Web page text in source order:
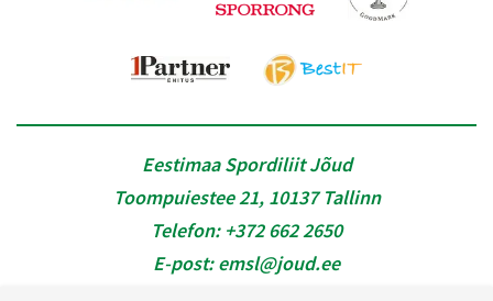
Eestimaa Spordiliit Jõud
Toompuiestee 21, 10137 Tallinn
Telefon: +372 662 2650
E-post:emsl@joud.ee